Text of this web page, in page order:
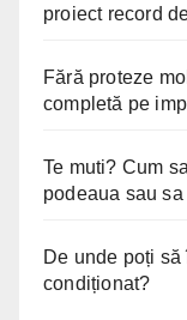
proiect record
Fără proteze
completă pe
Te muti? Cum
podeaua sau
De unde poți
condiționat?